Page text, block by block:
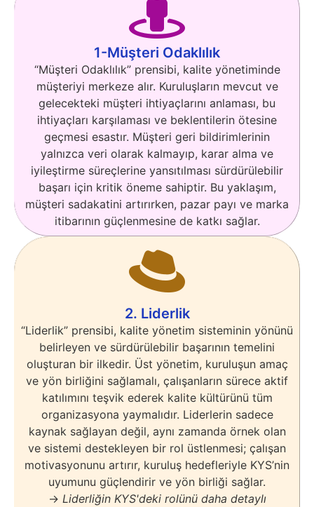
1-Müşteri Odaklılık
“Müşteri Odaklılık” prensibi, kalite yönetiminde
müşteriyi merkeze alır. Kuruluşların mevcut ve
gelecekteki müşteri ihtiyaçlarını anlaması, bu
ihtiyaçları karşılaması ve beklentilerin ötesine
geçmesi esastır. Müşteri geri bildirimlerinin
yalnızca veri olarak kalmayıp, karar alma ve
iyileştirme süreçlerine yansıtılması sürdürülebilir
başarı için kritik öneme sahiptir. Bu yaklaşım,
müşteri sadakatini artırırken, pazar payı ve marka
itibarının güçlenmesine de katkı sağlar.
2. Liderlik
“Liderlik” prensibi, kalite yönetim sisteminin yönünü
belirleyen ve sürdürülebilir başarının temelini
oluşturan bir ilkedir. Üst yönetim, kuruluşun amaç
ve yön birliğini sağlamalı, çalışanların sürece aktif
katılımını teşvik ederek kalite kültürünü tüm
organizasyona yaymalıdır. Liderlerin sadece
kaynak sağlayan değil, aynı zamanda örnek olan
ve sistemi destekleyen bir rol üstlenmesi; çalışan
motivasyonunu artırır, kuruluş hedefleriyle KYS’nin
uyumunu güçlendirir ve yön birliği sağlar.
→ Liderliğin KYS'deki rolünü daha detaylı